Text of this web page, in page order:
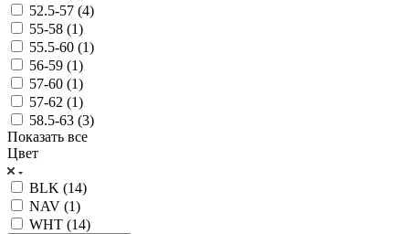
52.5-57 (4)
55-58 (1)
55.5-60 (1)
56-59 (1)
57-60 (1)
57-62 (1)
58.5-63 (3)
Показать все
Цвет
BLK (14)
NAV (1)
WHT (14)